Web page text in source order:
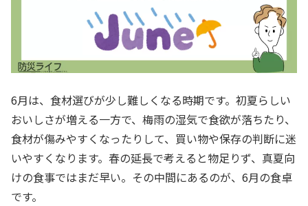
6月は、食材選びが少し難しくなる時期です。初夏らしい
おいしさが増える一方で、梅雨の湿気で食欲が落ちたり、
食材が傷みやすくなったりして、買い物や保存の判断に迷
いやすくなります。春の延長で考えると物足りず、真夏向
けの食事ではまだ早い。その中間にあるのが、6月の食卓
です。